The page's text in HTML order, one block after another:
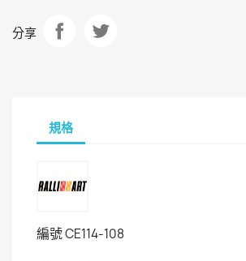
分享
規格
編號CE114-108